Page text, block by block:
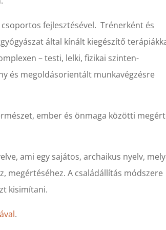
fejlesztésével. Trénerként és
által kínált kiegészítő
– testi, lelki, fizikai szinten-
és megoldásorientált munkavégzésre
ember és önmaga közötti
ami egy sajátos, archaikus nyelv,
megértéséhez. A családállítás módszere
kisimítani.
.